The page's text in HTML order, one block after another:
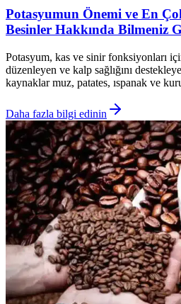
Potasyumun Önemi ve En
Besinler Hakkında Bilmeniz
Potasyum, kas ve sinir fonksiyonları
düzenleyen ve kalp sağlığını
kaynaklar muz, patates, ıspanak ve kuru
Daha fazla bilgi edinin